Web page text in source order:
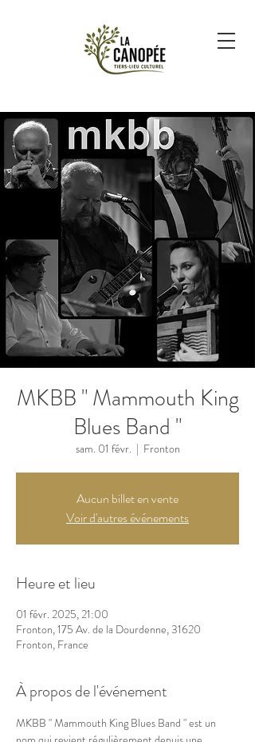
MKBB " Mammouth King
Blues Band "
sam. 01 févr.
  |
Fronton
Aucun billet en vente
Voir d'autres événements
Heure et lieu
01 févr. 2025, 21:00
Fronton, 175 Av. de la Dourdenne, 31620
Fronton, France
À propos de l'événement
MKBB " Mammouth King Blues Band " est un